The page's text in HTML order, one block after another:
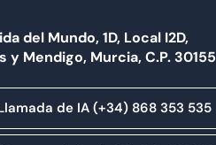
del Mundo, 1D, Local I2D,
y Mendigo, Murcia, C.P. 30155
de IA (+34) 868 353 535